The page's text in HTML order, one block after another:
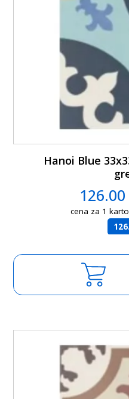
Hanoi Blue
cena za 1